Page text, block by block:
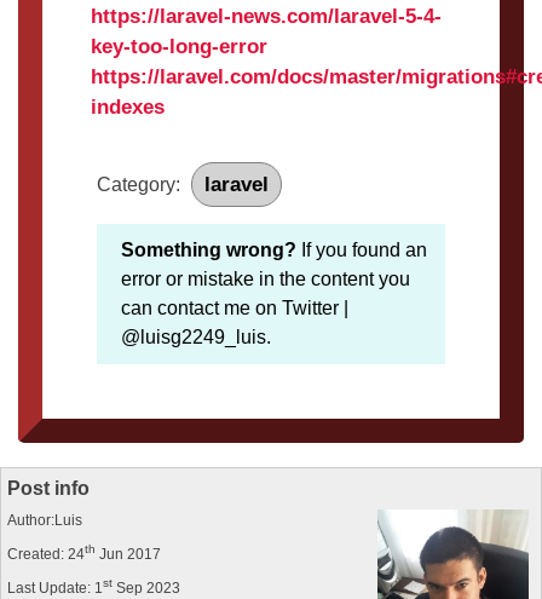
https://laravel-news.com/laravel-5-4-
key-too-long-error
https://laravel.com/docs/master/
indexes
Category: laravel
Something wrong? If you found an
error or mistake in the content you
can contact me on Twitter |
@luisg2249_luis.
Post info
Author:Luis
Created: 24th Jun 2017
Last Update: 1st Sep 2023